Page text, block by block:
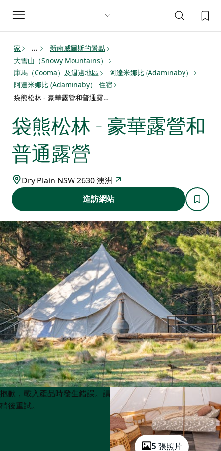
Toggle
navigation
家 ...
新南威爾斯的景點
大雪山（Snowy Mountains）
庫馬（Cooma）及週邊地區
阿達米娜比 (Adaminaby）
阿達米娜比 (Adaminaby） 住宿
袋熊松林 - 豪華露營和普通露營
袋熊松林 - 豪華露營和
普通露營
Dry Plain NSW 2630 澳洲
造訪網站
5 張照片
Product
List
Product
List
抱歉，載入產品時發生錯誤。請
稍後重試。